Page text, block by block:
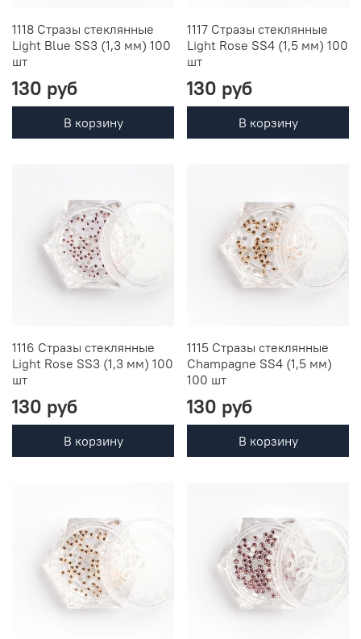
1118 Стразы стеклянные
Light Blue SS3 (1,3 мм) 100
шт
130 руб
В корзину
1117 Стразы стеклянные
Light Rose SS4 (1,5 мм) 100
шт
130 руб
В корзину
1116 Стразы стеклянные
Light Rose SS3 (1,3 мм) 100
шт
130 руб
В корзину
1115 Стразы стеклянные
Champagne SS4 (1,5 мм)
100 шт
130 руб
В корзину